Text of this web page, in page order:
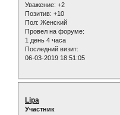
Уважение: +2
Позитив: +10
Пол: Женский
Провел на форуме:
1 день 4 часа
Последний визит:
06-03-2019 18:51:05
Lipa
Участник